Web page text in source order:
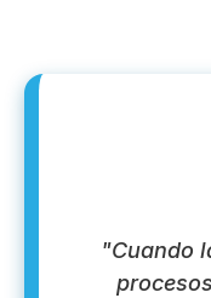
"Cuando